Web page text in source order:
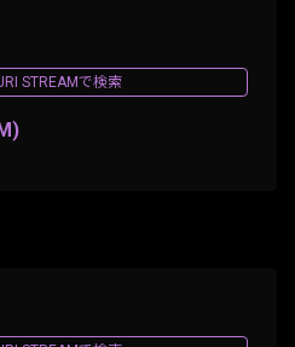
STREAMで検索